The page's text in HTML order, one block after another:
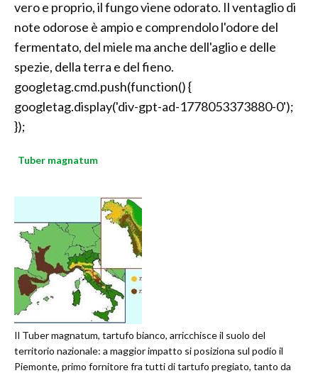
vero e proprio, il fungo viene odorato. Il ventaglio di
note odorose è ampio e comprendolo l'odore del
fermentato, del miele ma anche dell'aglio e delle
spezie, della terra e del fieno.
googletag.cmd.push(function() {
googletag.display('div-gpt-ad-1778053373880-0');
});
Tuber magnatum
Il Tuber magnatum, tartufo bianco, arricchisce il suolo del
territorio nazionale: a maggior impatto si posiziona sul podio il
Piemonte, primo fornitore fra tutti di tartufo pregiato, tanto da